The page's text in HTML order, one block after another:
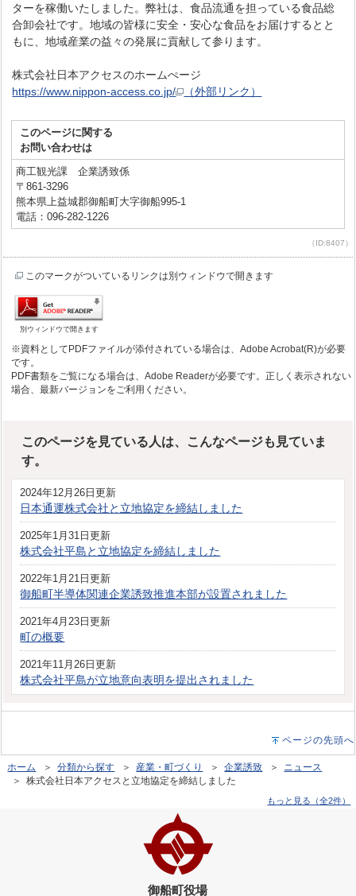
ターを稼働いたしました。弊社は、食品流通を担っている食品総
合卸会社です。地域の皆様に安全・安心な食品をお届けするとと
もに、地域産業の益々の発展に貢献して参ります。
株式会社日本アクセスのホームぺージ
https://www.nippon-access.co.jp/
（外部リンク）
このページに関する
お問い合わせは
商工観光課 企業誘致係
〒861-3296
熊本県上益城郡御船町大字御船995-1
電話：096-282-1226
（ID:8407）
このマークがついているリンクは別ウィンドウで開きます
別ウィンドウで開きます
※資料としてPDFファイルが添付されている場合は、Adobe Acrobat(R)が必要
です。
PDF書類をご覧になる場合は、Adobe Readerが必要です。正しく表示されない
場合、最新バージョンをご利用ください。
このページを見ている人は、こんなページも見ていま
す。
2024年12月26日更新
日本通運株式会社と立地協定を締結しました
2025年1月31日更新
株式会社平島と立地協定を締結しました
2022年1月21日更新
御船町半導体関連企業誘致推進本部が設置されました
2021年4月23日更新
町の概要
2021年11月26日更新
株式会社平島が立地意向表明を提出されました
ページの先頭へ
ホーム ＞分類から探す ＞ 産業・町づくり ＞企業誘致 ＞ ニュース
＞ 株式会社日本アクセスと立地協定を締結しました
もっと見る（全2件）
御船町役場